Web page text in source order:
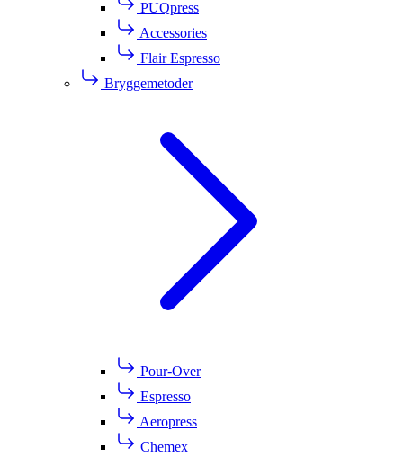
PUQpress
Accessories
Flair Espresso
Bryggemetoder
Pour-Over
Espresso
Aeropress
Chemex